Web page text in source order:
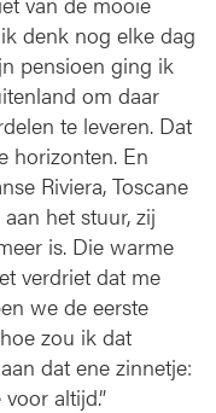
denk nog elke dag
pensioen ging ik
om daar
te leveren. Dat
horizonten. En
Riviera, Toscane
het stuur, zij
is. Die warme
verdriet dat me
we de eerste
zou ik dat
dat ene zinnetje:
altijd.”